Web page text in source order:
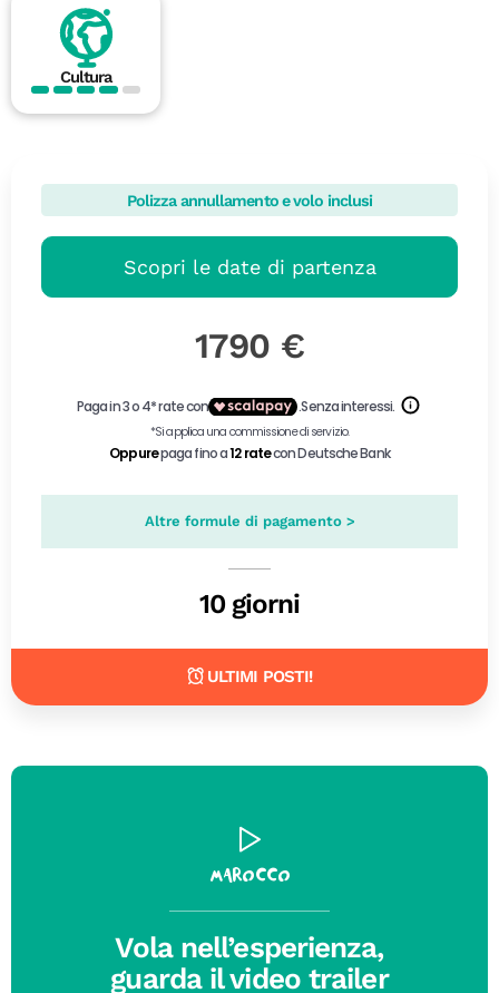
Cultura
Polizza annullamento e volo inclusi
Scopri le date di partenza
1790 €
Altre formule di pagamento >
10 giorni
ULTIMI POSTI!
Marocco
Vola nell’esperienza,
guarda il video trailer